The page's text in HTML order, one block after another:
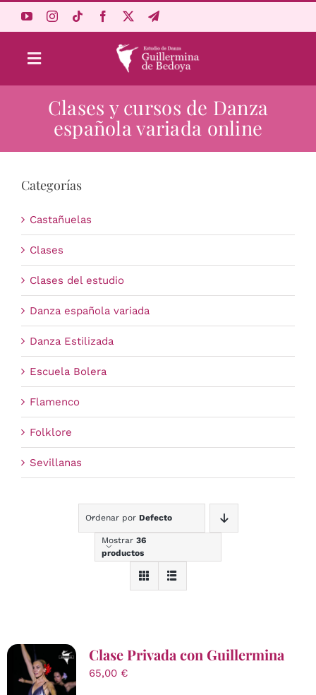
Toggle
Navigation
Aprende Online
Estudio
Carrito
Clases y cursos de Danza
española variada online
Categorías
Castañuelas
Clases
Clases del estudio
Danza española variada
Danza Estilizada
Escuela Bolera
Flamenco
Folklore
Sevillanas
Ordenar por Defecto
Mostrar 36
productos
Clase Privada con Guillermina
65,00 €